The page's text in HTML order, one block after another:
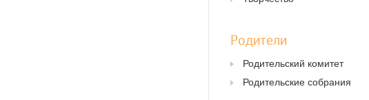
Родители
Родительский комитет
Родительские собрания